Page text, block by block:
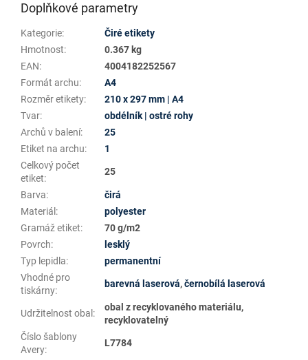
Doplňkové parametry
Kategorie:
Čiré etikety
Hmotnost:
0.367 kg
EAN:
4004182252567
Formát archu:
A4
Rozměr etikety:
210 x 297 mm | A4
Tvar:
obdélník | ostré rohy
Archů v balení:
25
Etiket na archu:
1
Celkový počet
etiket:
25
Barva:
čirá
Materiál :
polyester
Gramáž etiket:
70 g/m2
Povrch:
lesklý
Typ lepidla:
permanentní
Vhodné pro
tiskárny:
barevná laserová,černobílá laserová
Udržitelnost obal :
obal z recyklovaného materiálu,
recyklovatelný
Číslo šablony
Avery:
L7784